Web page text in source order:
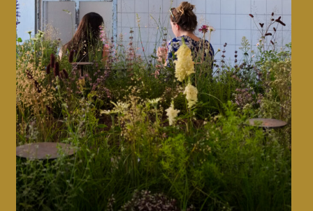
Design week de Milan • 2022
CMF design